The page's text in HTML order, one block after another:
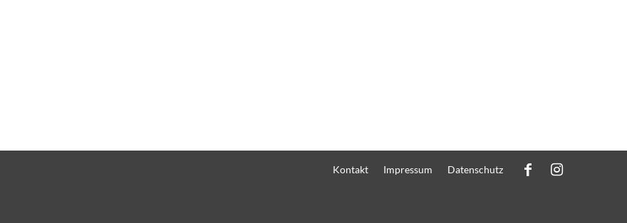
Kontakt Impressum Datenschutz